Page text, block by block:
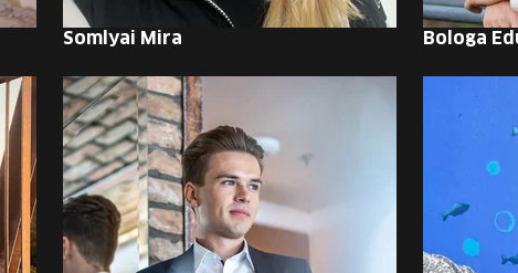
Somlyai Mira Bologa